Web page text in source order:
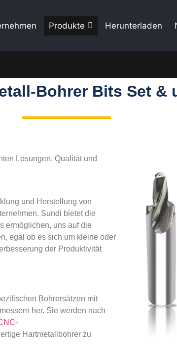
Produkte Herunterladen
Bohrer Bits Set &
Lösungen, Qualität und
und Herstellung von
Sundi bietet die
ermöglichen, uns auf die
egal ob es sich um kleine oder
der Produktivität
Bohrersätzen mit
her. Sie werden nach
Hartmetallbohrer zu